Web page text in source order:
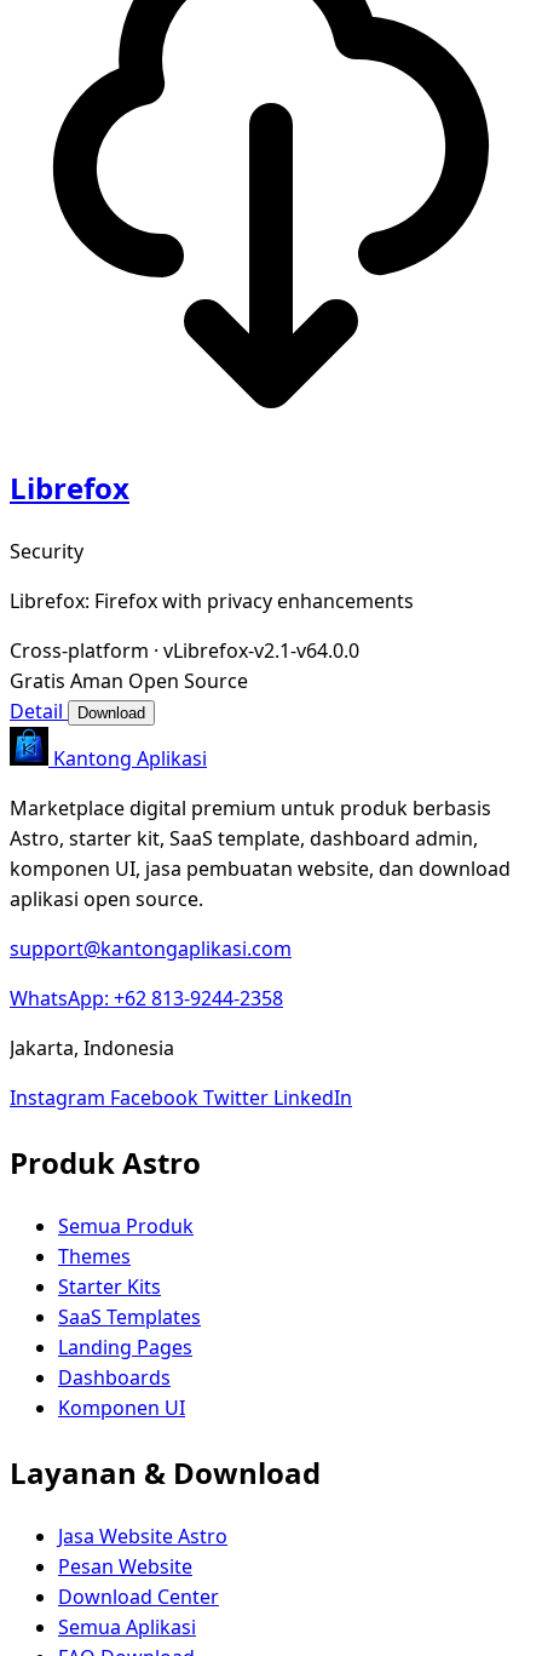
Librefox
Security
Librefox: Firefox with privacy enhancements
Cross-platform · vLibrefox-v2.1-v64.0.0
Gratis Aman Open Source
Detail
Download
Kantong Aplikasi
Marketplace digital premium untuk produk berbasis
Astro, starter kit, SaaS template, dashboard admin,
komponen UI, jasa pembuatan website, dan download
aplikasi open source.
support@kantongaplikasi.com
WhatsApp: +62 813-9244-2358
Jakarta, Indonesia
Instagram FacebookTwitter LinkedIn
Produk Astro
Semua Produk
Themes
Starter Kits
SaaS Templates
Landing Pages
Dashboards
Komponen UI
Layanan & Download
Jasa Website Astro
Pesan Website
Download Center
Semua Aplikasi